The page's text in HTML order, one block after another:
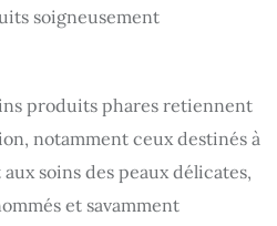
soigneusement
produits phares retiennent
notamment ceux destinés à
soins des peaux délicates,
et savamment